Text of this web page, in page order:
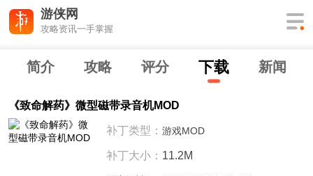
游侠网
攻略资讯一手掌握
简介 攻略 评分 下载 新闻
《致命解药》微型磁带录音机MOD
补丁类型：游戏MOD
补丁大小： 11.2M